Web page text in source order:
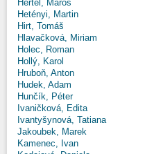
Hertel, Maroš
Hetényi, Martin
Hirt, Tomáš
Hlavačková, Miriam
Holec, Roman
Hollý, Karol
Hruboň, Anton
Hudek, Adam
Hunčík, Péter
Ivaničková, Edita
Ivantyšynová, Tatiana
Jakoubek, Marek
Kamenec, Ivan